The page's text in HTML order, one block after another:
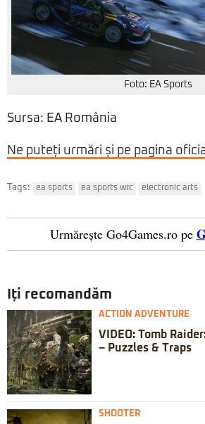
Foto: EA Sports
Sursa: EA România
Ne puteți urmări și pe pagina
Tags: ea sports ea sports wrc electronic arts
Urmărește Go4Games.ro pe
Iți recomandăm
ACTION ADVENTURE
VIDEO: Tomb
– Puzzles & Traps
SHOOTER